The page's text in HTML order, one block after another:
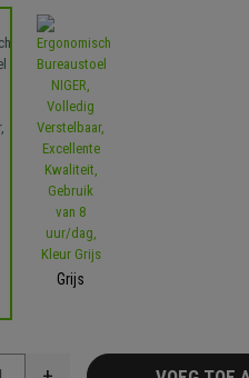
Grijs